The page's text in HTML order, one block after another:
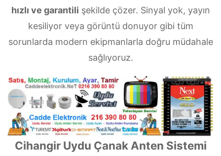
hızlı ve garantili şekilde çözer. Sinyal yok, yayın
kesiliyor veya görüntü donuyor gibi tüm
sorunlarda modern ekipmanlarla doğru müdahale
sağlıyoruz.
Cihangir Uydu Çanak Anten Sistemi